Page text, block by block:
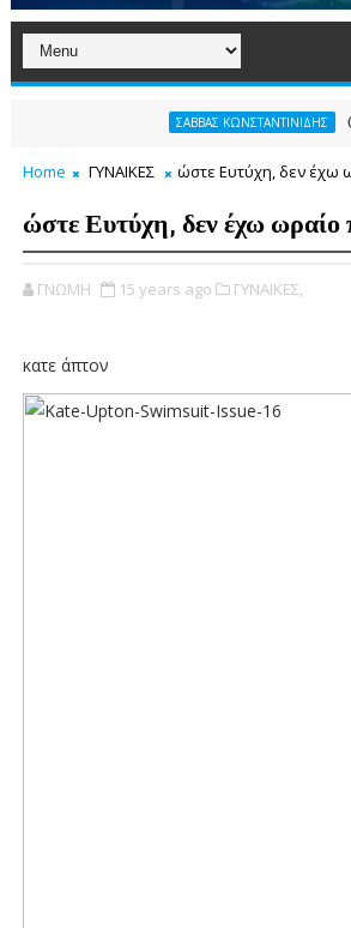
ΣΑΒΒΑΣ ΚΩΝΣΤΑΝΤΙΝΙΔΗΣ ΘΕΛΕΙ
Home ΓΥΝΑΙΚΕΣ ώστε Ευτύχη, δεν έχω
ώστε Ευτύχη, δεν έχω
ΓΝΩΜΗ 15 years ago ΓΥΝΑΙΚΕΣ,
κατε άπτον